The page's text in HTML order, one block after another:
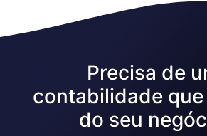
Precisa de
contabilidade
do seu